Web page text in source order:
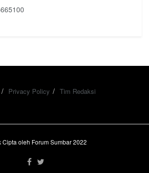
Privacy Policy Tim Redaksi
Cipta oleh Forum Sumbar 2022